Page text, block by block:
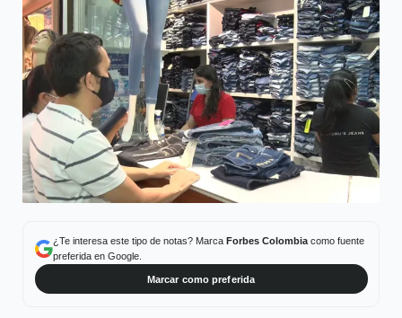
¿Te interesa este tipo de notas? Marca Forbes Colombiacomo fuente
preferida en Google.
Marcar como preferida